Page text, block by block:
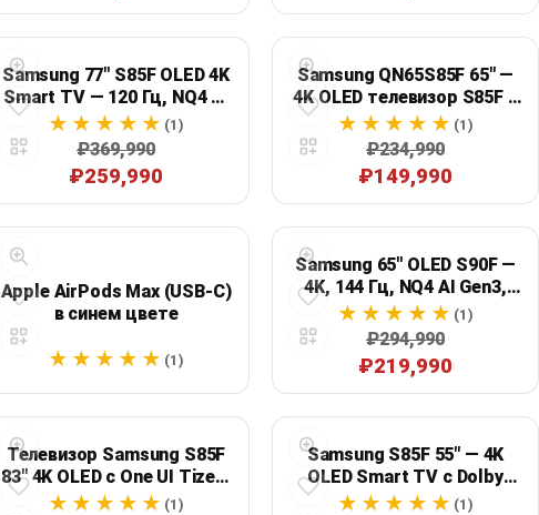
Samsung 77" S85F OLED 4K
Smart TV — 120 Гц, NQ4 AI
Gen2, Dolby Atmos
(1)
₽369,990
₽259,990
Samsung QN65S85F 65" —
4K OLED телевизор S85F с
Vision AI и Tizen
(1)
₽234,990
₽149,990
Apple AirPods Max (USB-C)
в синем цвете
(1)
Samsung 65" OLED S90F —
4K, 144 Гц, NQ4 AI Gen3,
Tizen
(1)
₽294,990
₽219,990
Телевизор Samsung S85F
83" 4K OLED с One UI Tizen,
графитовый черный
(1)
Samsung S85F 55" — 4K
OLED Smart TV с Dolby
Atmos
(1)